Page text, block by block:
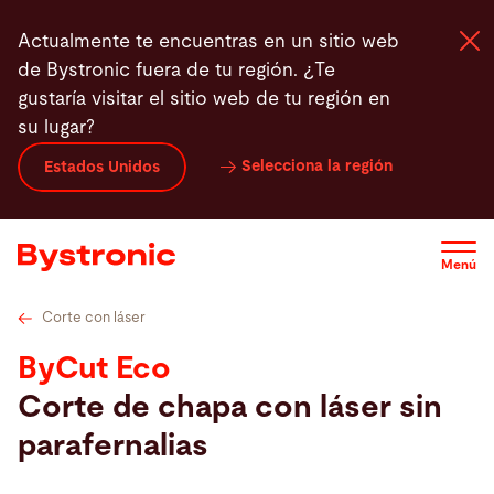
contenido
principal
Actualmente te encuentras en un sitio web
de Bystronic fuera de tu región. ¿Te
gustaría visitar el sitio web de tu región en
su lugar?
Estados Unidos Selecciona la región
Menú
Máquinas y Software
Servicios
Sala de prensa
Empresa
Software
Corte con láser
ByCut Eco
Corte de chapa con láser sin
parafernalias